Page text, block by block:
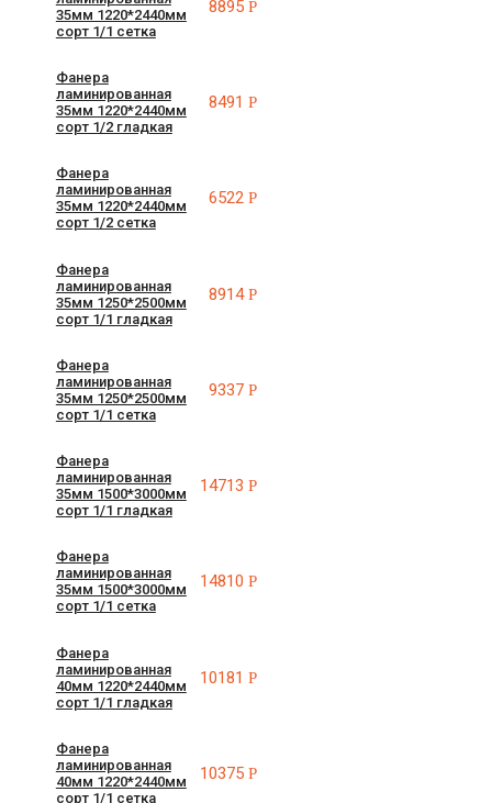
35мм 1220*2440мм
сорт 1/1 сетка
8895Р
Фанера
ламинированная
35мм 1220*2440мм
сорт 1/2 гладкая
8491Р
Фанера
ламинированная
35мм 1220*2440мм
сорт 1/2 сетка
6522Р
Фанера
ламинированная
35мм 1250*2500мм
сорт 1/1 гладкая
8914Р
Фанера
ламинированная
35мм 1250*2500мм
сорт 1/1 сетка
9337Р
Фанера
ламинированная
35мм 1500*3000мм
сорт 1/1 гладкая
14713Р
Фанера
ламинированная
35мм 1500*3000мм
сорт 1/1 сетка
14810Р
Фанера
ламинированная
40мм 1220*2440мм
сорт 1/1 гладкая
10181Р
Фанера
ламинированная
40мм 1220*2440мм
сорт 1/1 сетка
10375Р